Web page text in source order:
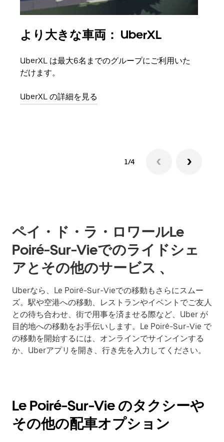
より大きな車両： UberXL
UberXL は最大6名までのグループにご利用いた
だけます。
UberXL の詳細を見る
1/4
ペイ・ド・ラ・ロワールLe
Poiré-Sur-Vieでのライドシェ
アとその他のサービス 、
Uberなら、Le Poiré-Sur-Vieでの移動もさらにスムー
ズ。駅や空港への移動、レストランやイベントでご友人
との待ち合わせ、街で用事を済ませる際など、Uber が
目的地への移動をお手伝いします。Le Poiré-Sur-Vie で
の移動を開始するには、オンラインでサインインする
か、Uberアプリを開き、行き先を入力してください。
Le Poiré-Sur-Vie のタクシーや
その他の配車オプション